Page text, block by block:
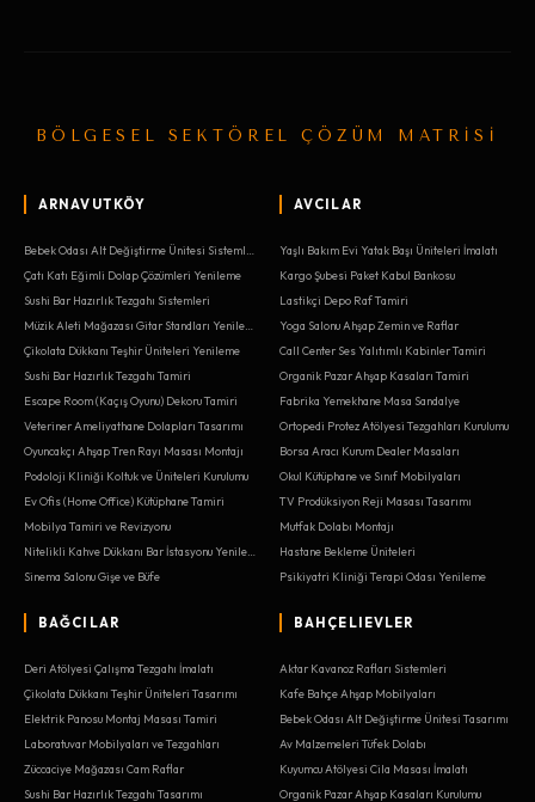
BÖLGESEL SEKTÖREL ÇÖZÜM MATRİSİ
ARNAVUTKÖY
Çatı Katı Eğimli Dolap Çözümleri Yenileme
Sushi Bar Hazırlık Tezgahı Sistemleri
Çikolata Dükkanı Teşhir Üniteleri Yenileme
Sushi Bar Hazırlık Tezgahı Tamiri
Escape Room (Kaçış Oyunu) Dekoru Tamiri
Veteriner Ameliyathane Dolapları Tasarımı
Oyuncakçı Ahşap Tren Rayı Masası Montajı
Podoloji Kliniği Koltuk ve Üniteleri Kurulumu
Ev Ofis (Home Office) Kütüphane Tamiri
Mobilya Tamiri ve Revizyonu
Sinema Salonu Gişe ve Büfe
AVCILAR
Yaşlı Bakım Evi Yatak Başı Üniteleri İmalatı
Kargo Şubesi Paket Kabul Bankosu
Lastikçi Depo Raf Tamiri
Yoga Salonu Ahşap Zemin ve Raflar
Call Center Ses Yalıtımlı Kabinler Tamiri
Organik Pazar Ahşap Kasaları Tamiri
Fabrika Yemekhane Masa Sandalye
Ortopedi Protez Atölyesi Tezgahları Kurulumu
Borsa Aracı Kurum Dealer Masaları
Okul Kütüphane ve Sınıf Mobilyaları
TV Prodüksiyon Reji Masası Tasarımı
Mutfak Dolabı Montajı
Hastane Bekleme Üniteleri
Psikiyatri Kliniği Terapi Odası Yenileme
BAĞCILAR
Deri Atölyesi Çalışma Tezgahı İmalatı
Çikolata Dükkanı Teşhir Üniteleri Tasarımı
Elektrik Panosu Montaj Masası Tamiri
Laboratuvar Mobilyaları ve Tezgahları
Züccaciye Mağazası Cam Raflar
Sushi Bar Hazırlık Tezgahı Tasarımı
BAHÇELIEVLER
Aktar Kavanoz Rafları Sistemleri
Kafe Bahçe Ahşap Mobilyaları
Bebek Odası Alt Değiştirme Ünitesi Tasarımı
Av Malzemeleri Tüfek Dolabı
Kuyumcu Atölyesi Cila Masası İmalatı
Organik Pazar Ahşap Kasaları Kurulumu